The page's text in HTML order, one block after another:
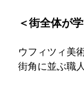
＜街全体が
ウフィツィ美
街角に並ぶ職